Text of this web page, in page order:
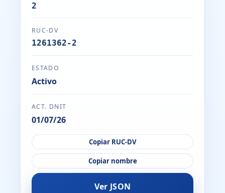
2
RUC-DV
1261362-2
ESTADO
Activo
ACT. DNIT
01/07/26
Copiar RUC-DV
Copiar nombre
Ver JSON